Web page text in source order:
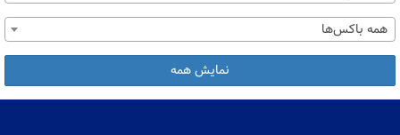
همه باکس‌ها
نمایش همه